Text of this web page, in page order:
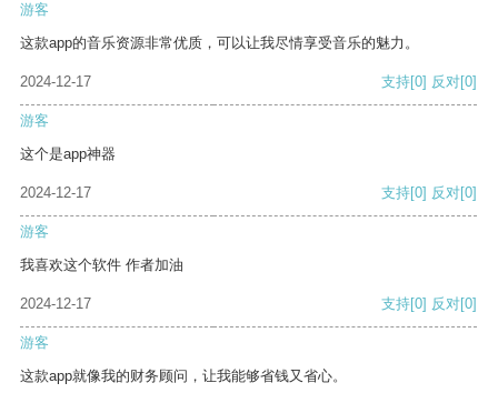
游客
这款app的音乐资源非常优质，可以让我尽情享受音乐的魅力。
2024-12-17 支持[0] 反对[0]
游客
这个是app神器
2024-12-17 支持[0] 反对[0]
游客
我喜欢这个软件 作者加油
2024-12-17 支持[0] 反对[0]
游客
这款app就像我的财务顾问，让我能够省钱又省心。